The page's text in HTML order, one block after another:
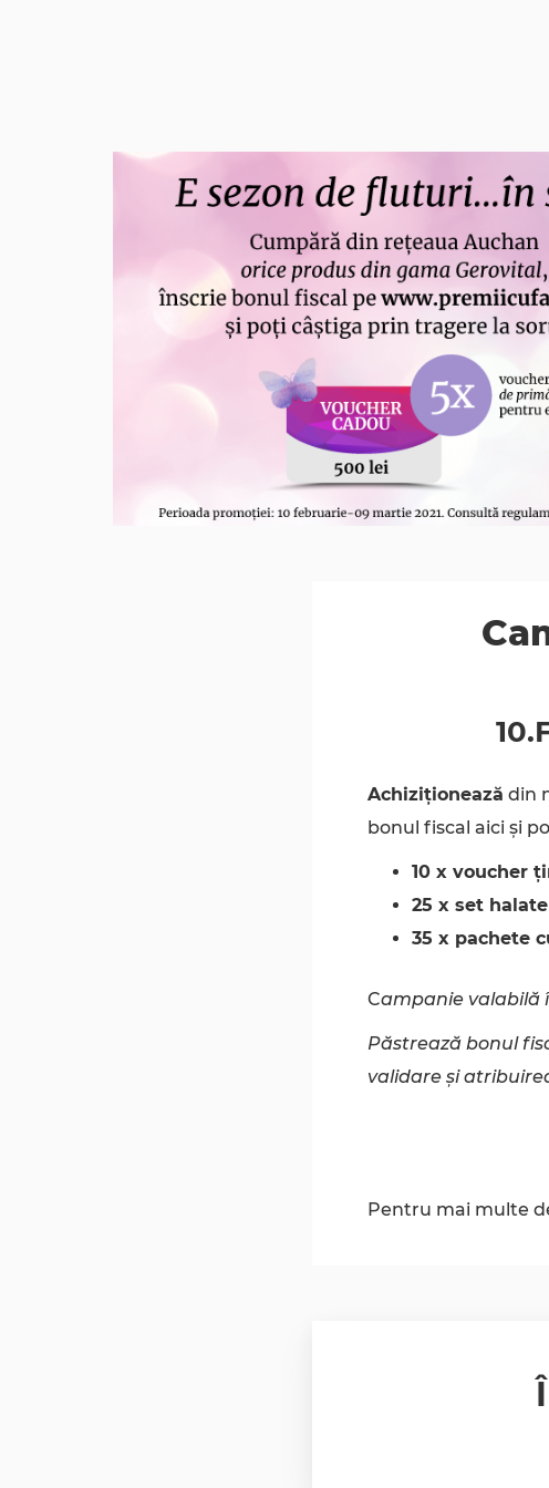
Achiziționează din
bonul fiscal aici și
10 x voucher
25 x set
35 x pachete
Campanie valabilă
Păstrează bonul
validare și
Pentru mai multe